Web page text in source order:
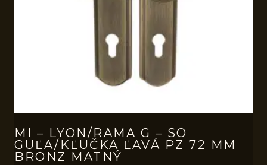
MI – LYON/RAMA G – SO
GUĽA/KĽUČKA ĽAVÁ PZ 72 MM
BRONZ MATNÝ